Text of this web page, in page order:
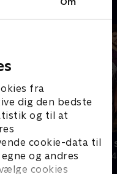
fra
dig den bedste
og til at
cookie-data til
og andres
cookies
24 timer på
Dokumentar •